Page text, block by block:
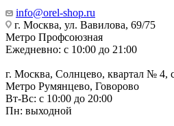
info@orel-shop.ru
г. Москва, ул. Вавилова, 69/75
Метро Профсоюзная
Ежедневно: с 10:00 до 21:00
г. Москва, Солнцево, квартал № 4,
Метро Румянцево, Говорово
Вт-Вс: с 10:00 до 20:00
Пн: выходной